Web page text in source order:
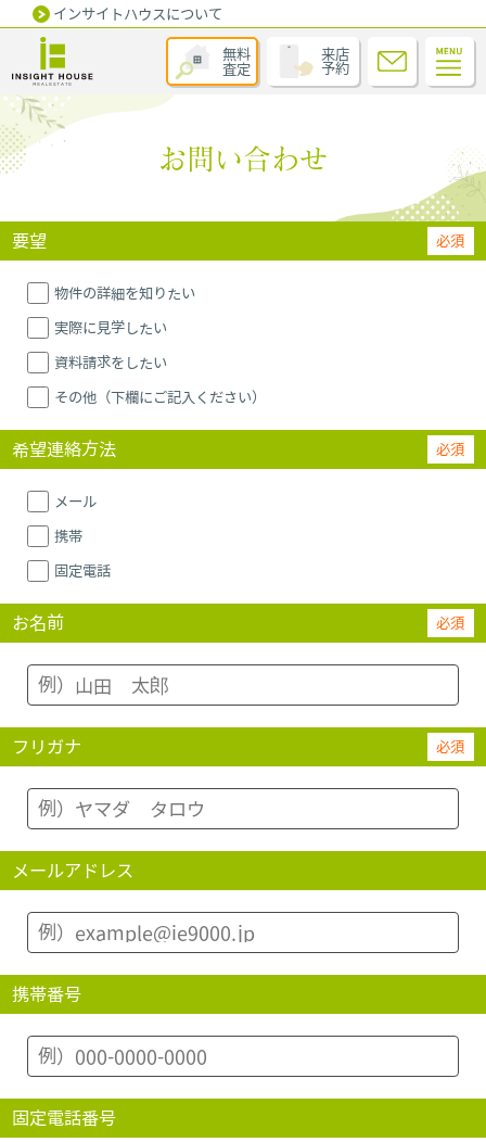
無料
査定
来店
予約
インサイトハウスについて
お問い合わせ
要望 必須
物件の詳細を知りたい
実際に見学したい
資料請求をしたい
その他（下欄にご記入ください）
希望連絡方法 必須
メール
携帯
固定電話
お名前 必須
フリガナ 必須
メールアドレス
携帯番号
固定電話番号